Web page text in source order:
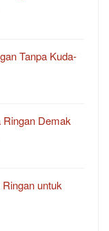
Tanpa Kuda-
Demak
untuk